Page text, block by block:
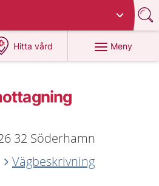
Hitta vård
på 1177.se
Meny
32 Söderhamn
Vägbeskrivning